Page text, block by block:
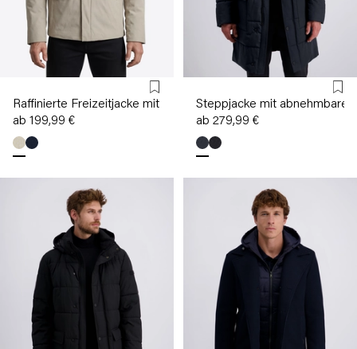
Raffinierte Freizeitjacke mit Reißverschluss
ab 199,99 €
Steppjacke mit abnehmbarer
ab 279,99 €